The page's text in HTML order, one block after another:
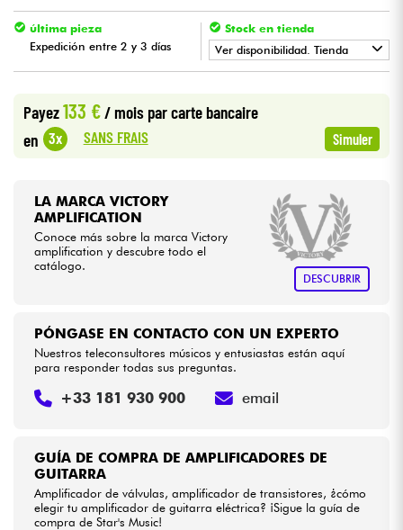
Niños
Cables & Acces.
HiFi
Bundle
Ver nuestras marcas
última pieza
Expedición entre 2 y 3 días
Stock en tienda
Ver disponibilidad. Tienda
Payez133 € / mois par carte bancaire
en 3x SANS FRAIS Simuler
LA MARCA VICTORY
AMPLIFICATION
Conoce más sobre la marca Victory
amplification y descubre todo el
catálogo.
DESCUBRIR
GUÍA DE COMPRA DE AMPLIFICADORES DE
GUITARRA
Amplificador de válvulas, amplificador de transistores, ¿cómo
elegir tu amplificador de guitarra eléctrica? ¡Sigue la guía de
compra de Star's Music!
PÓNGASE EN CONTACTO CON UN EXPERTO
Nuestros teleconsultores músicos y entusiastas están aquí
para responder todas sus preguntas.
+33 181 930 900 email